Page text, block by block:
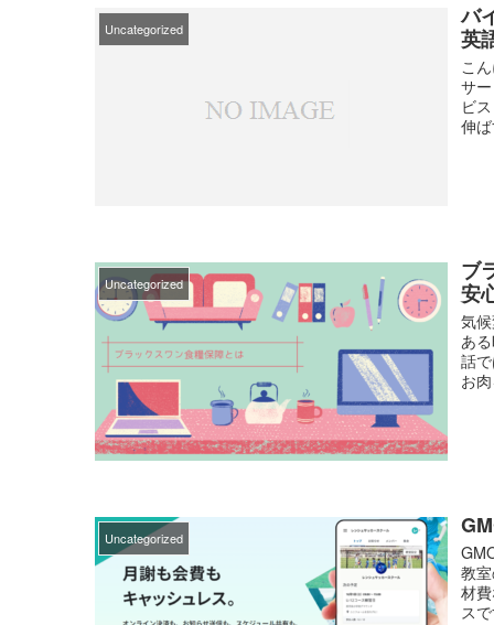
Uncategorized
バ
英
こ
サ
ビ
伸
Uncategorized
ブ
安
気
あ
話
お
Uncategorized
教
材
ス